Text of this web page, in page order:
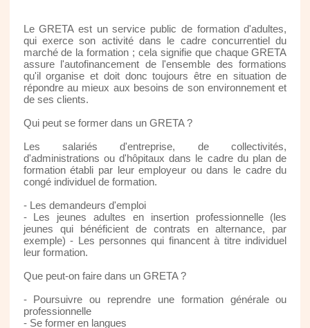
Le GRETA est un service public de formation d'adultes,
qui exerce son activité dans le cadre concurrentiel du
marché de la formation ; cela signifie que chaque GRETA
assure l'autofinancement de l'ensemble des formations
qu'il organise et doit donc toujours être en situation de
répondre au mieux aux besoins de son environnement et
de ses clients.
Qui peut se former dans un GRETA ?
Les salariés d'entreprise, de collectivités,
d'administrations ou d'hôpitaux dans le cadre du plan de
formation établi par leur employeur ou dans le cadre du
congé individuel de formation.
- Les demandeurs d'emploi
- Les jeunes adultes en insertion professionnelle (les
jeunes qui bénéficient de contrats en alternance, par
exemple) - Les personnes qui financent à titre individuel
leur formation.
Que peut-on faire dans un GRETA ?
- Poursuivre ou reprendre une formation générale ou
professionnelle
- Se former en langues